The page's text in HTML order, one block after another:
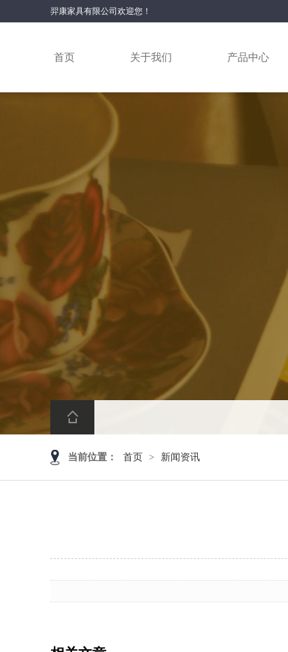
羿康家具有限公司欢迎您！
首页 关于我们 产品中心
当前位置： 首页 > 新闻资讯